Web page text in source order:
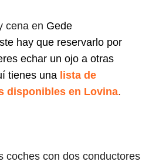
cena en Gede
hay que reservarlo por
echar un ojo a otras
tienes una lista de
disponibles en Lovina.
coches con dos conductores